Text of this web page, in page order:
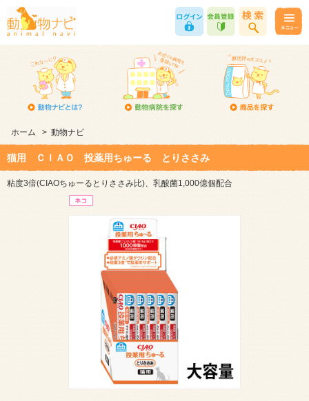
ホーム > 動物ナビ
猫用 ＣＩＡＯ 投薬用ちゅーる とりささみ
粘度3倍(CIAOちゅーるとりささみ比)、乳酸菌1,000億個配合